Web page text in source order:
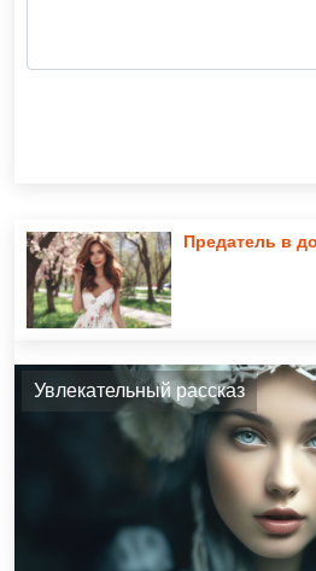
Предатель в
Увлекательный рассказ